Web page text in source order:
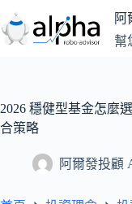
至
主
容
阿
幫
2026 穩健型基金怎麼
合策略
阿爾發投顧